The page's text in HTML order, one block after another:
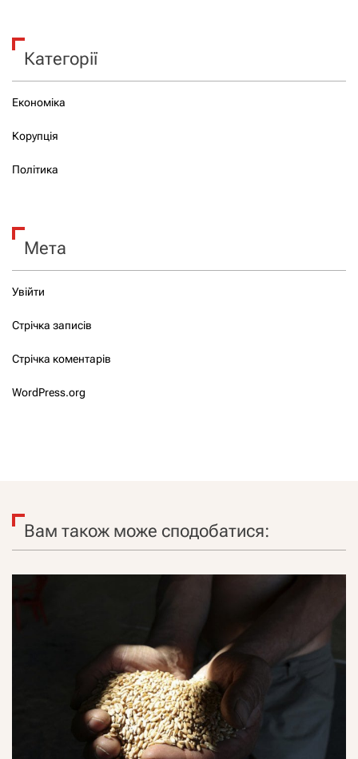
Категорії
Економіка
Корупція
Політика
Мета
Увійти
Стрічка записів
Стрічка коментарів
WordPress.org
Вам також може сподобатися: